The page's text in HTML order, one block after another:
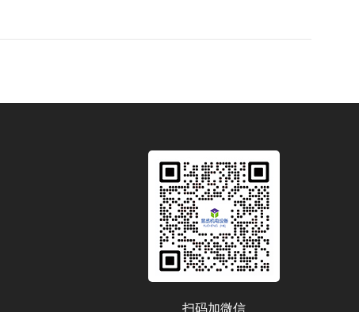
扫码加微信